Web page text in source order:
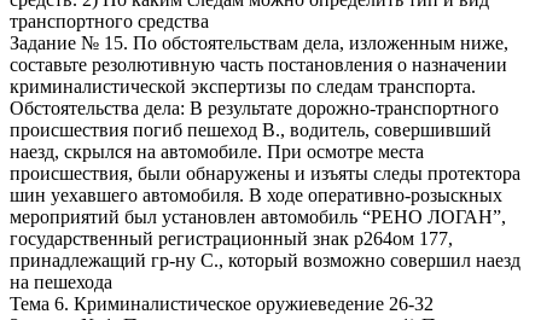
транспортного средства
Задание № 15. По обстоятельствам дела, изложенным ниже,
составьте резолютивную часть постановления о назначении
криминалистической экспертизы по следам транспорта.
Обстоятельства дела: В результате дорожно-транспортного
происшествия погиб пешеход В., водитель, совершивший
наезд, скрылся на автомобиле. При осмотре места
происшествия, были обнаружены и изъяты следы протектора
шин уехавшего автомобиля. В ходе оперативно-розыскных
мероприятий был установлен автомобиль “РЕНО ЛОГАН”,
государственный регистрационный знак р264ом 177,
принадлежащий гр-ну С., который возможно совершил наезд
на пешехода
Тема 6. Криминалистическое оружиеведение 26-32